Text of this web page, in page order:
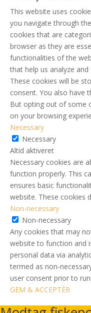
This website uses
you navigate through
cookies that are
browser as they are
functionalities of the
that help us analyze
These cookies will be
consent. You also have
But opting out of some
on your browsing
Necessary
Necessary
Altid aktiveret
Necessary cookies are
function properly. This
ensures basic
website. These cookies
Non-necessary
Non-necessary
Any cookies that may
website to function and
personal data via
termed as non-
user consent prior to
GEM & ACCEPTÈR